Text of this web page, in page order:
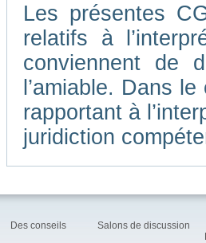
Les présentes
relatifs à
conviennent de
l’amiable. Dans
rapportant à
juridiction
Des conseils Salons de discussion